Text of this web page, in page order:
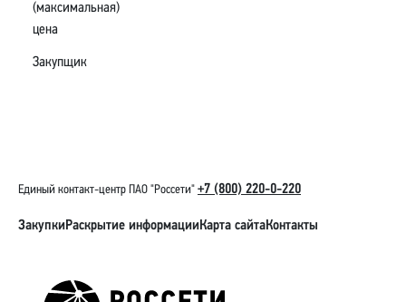
(максимальная)
цена
Закупщик
Единый контакт-центр ПАО "Россети" +7 (800) 220-0-220
ЗакупкиРаскрытие информацииКарта сайтаКонтакты